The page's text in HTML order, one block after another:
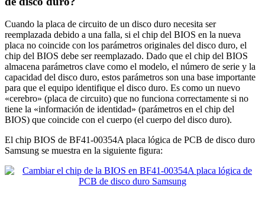
Cuando la placa de circuito de un disco duro necesita ser
reemplazada debido a una falla, si el chip del BIOS en la nueva
placa no coincide con los parámetros originales del disco duro, el
chip del BIOS debe ser reemplazado. Dado que el chip del BIOS
almacena parámetros clave como el modelo, el número de serie y la
capacidad del disco duro, estos parámetros son una base importante
para que el equipo identifique el disco duro. Es como un nuevo
«cerebro» (placa de circuito) que no funciona correctamente si no
tiene la «información de identidad» (parámetros en el chip del
BIOS) que coincide con el cuerpo (el cuerpo del disco duro).
El chip BIOS de BF41-00354A placa lógica de PCB de disco duro
Samsung se muestra en la siguiente figura: